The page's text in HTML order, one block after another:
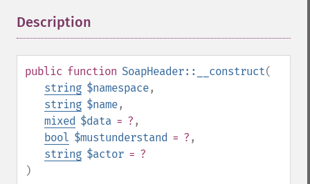
Description
public function SoapHeader::__construct(
string $namespace,
string $name,
mixed $data = ? ,
bool $mustunderstand = ? ,
string $actor = ?
)